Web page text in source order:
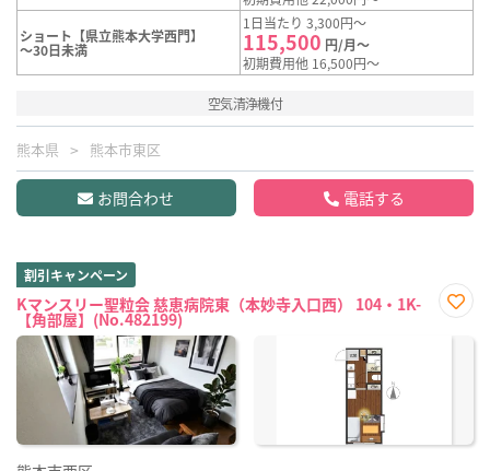
ショート【県立熊本大学西門】
～30日未満
1日当たり 3,300円～
115,500 円/月～
初期費用他 16,500円～
空気清浄機付
熊本県 熊本市東区
お問合わせ 電話する
割引キャンペーン
Kマンスリー聖粒会 慈恵病院東（本妙寺入口西） 104・1K-
【角部屋】(No.482199)
に入